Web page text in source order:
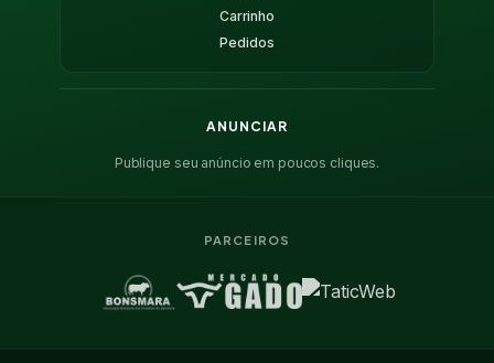
Carrinho
Pedidos
ANUNCIAR
Publique seu anúncio em poucos cliques.
PARCEIROS